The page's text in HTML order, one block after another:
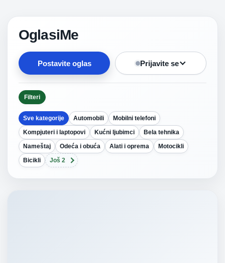
OglasiMe
Postavite oglas Prijavite se
Filteri
Sve kategorije Automobili
Mobilni telefoni
Kompjuteri i laptopovi
Kućni ljubimci
Bela tehnika
Nameštaj
Odeća i obuća Alati i oprema
Motocikli
Bicikli
Još 2